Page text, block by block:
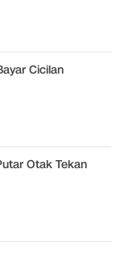
Cicilan
Otak Tekan